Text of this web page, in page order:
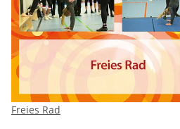
Freies Rad